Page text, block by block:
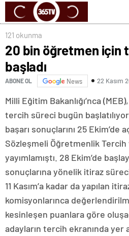
121 okunma
20 bin öğretmen için
başladı
ABONE OL News 22 Kasım
Milli Eğitim Bakanlığı’nca
tercih süreci bugün
başarı sonuçlarını 25 Ekim’de
Sözleşmeli Öğretmenlik Tercih
yayımlamıştı. 28 Ekim’de
sonuçlarına yönelik itiraz
11 Kasım’a kadar da yapılan
komisyonlarınca
kesinleşen puanlara göre
adayların tercih ekranında